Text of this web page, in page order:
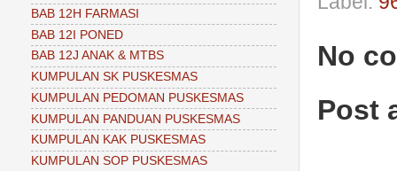
No
Post
BAB 12H FARMASI
BAB 12I PONED
BAB 12J ANAK & MTBS
KUMPULAN SK PUSKESMAS
KUMPULAN PEDOMAN PUSKESMAS
KUMPULAN PANDUAN PUSKESMAS
KUMPULAN KAK PUSKESMAS
KUMPULAN SOP PUSKESMAS